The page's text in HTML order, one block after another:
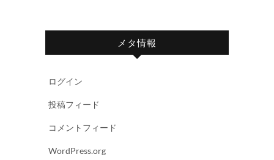
メタ情報
ログイン
投稿フィード
コメントフィード
WordPress.org